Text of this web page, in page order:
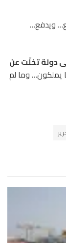
ويدفع…
دولة تخلّت عن
يملكون… وما لم